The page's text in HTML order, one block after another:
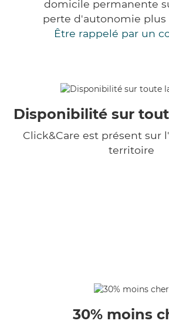
domicile permanente
perte d'autonomie plus
Être rappelé par un
Disponibilité sur
Click&Care est présent sur
territoire
30% moins